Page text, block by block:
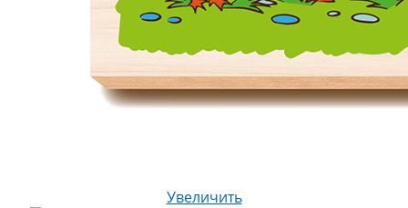
Увеличить